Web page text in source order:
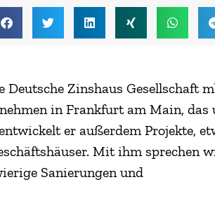
Zinshaus Gesellschaft
in Frankfurt am Main, das
er außerdem Projekte,
Mit ihm sprechen
Sanierungen und